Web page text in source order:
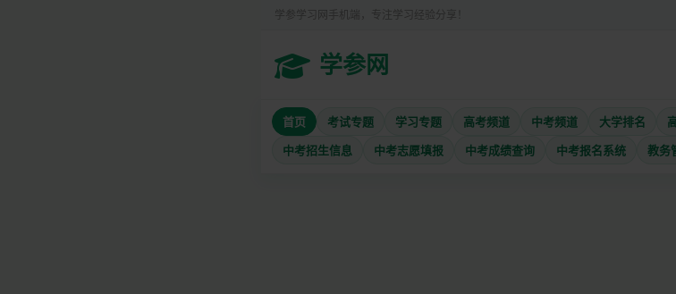
学参网
首页 考试专题 学习专题 高考频道 中考频道 大学排名
中考招生信息 中考志愿填报 中考成绩查询 中考报名系统 教务